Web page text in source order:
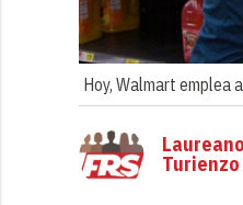
Hoy, Walmart emplea
Laureano
Turienzo